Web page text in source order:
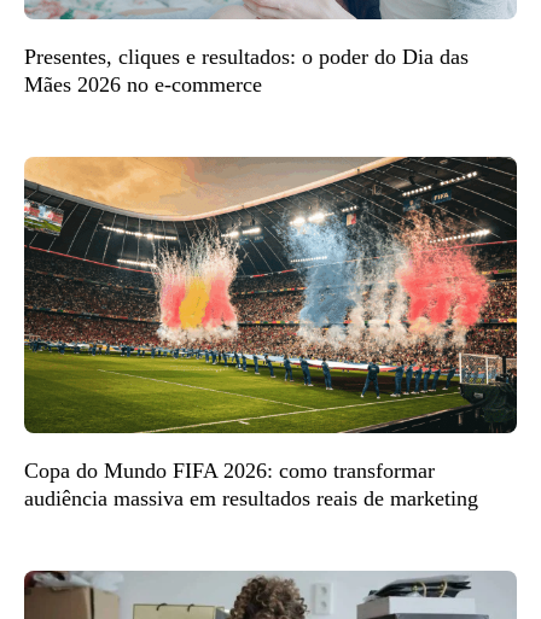
Presentes, cliques e resultados: o poder do Dia das
Mães 2026 no e-commerce
Copa do Mundo FIFA 2026: como transformar
audiência massiva em resultados reais de marketing